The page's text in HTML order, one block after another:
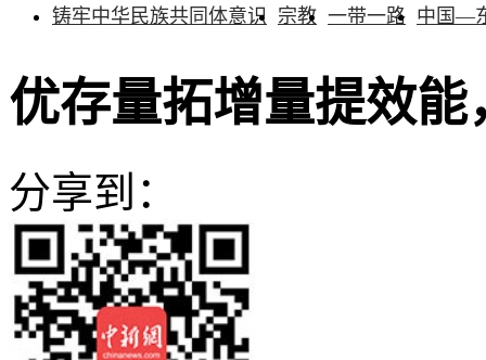
铸牢中华民族共同体意识 宗教 一带一路 中国—
优存量拓增量提效
分享到：